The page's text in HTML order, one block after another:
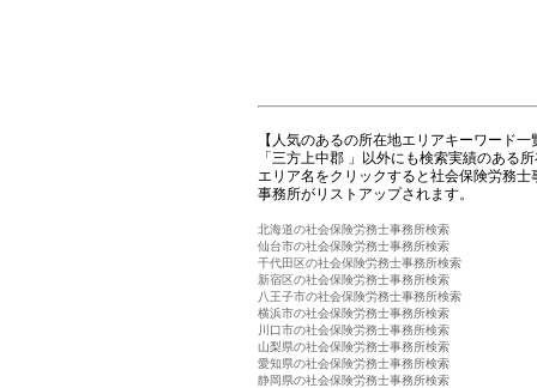
【人気のあるの所在地エリアキーワード一
「三方上中郡 」以外にも検索実績のある
エリア名をクリックすると社会保険労務
事務所がリストアップされます。
北海道の社会保険労務士事務所検索
仙台市の社会保険労務士事務所検索
千代田区の社会保険労務士事務所検索
新宿区の社会保険労務士事務所検索
八王子市の社会保険労務士事務所検索
横浜市の社会保険労務士事務所検索
川口市の社会保険労務士事務所検索
山梨県の社会保険労務士事務所検索
愛知県の社会保険労務士事務所検索
静岡県の社会保険労務士事務所検索